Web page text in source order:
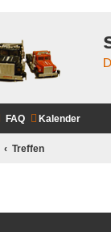
FAQ Kalender
Treffen